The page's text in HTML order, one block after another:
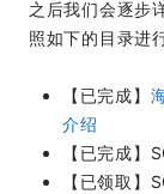
之后我们会逐步
照如下的目录进
【已完成】
介绍
【已完成】
【已领取